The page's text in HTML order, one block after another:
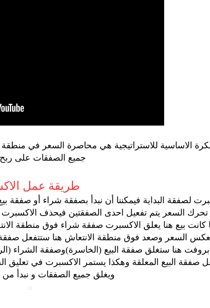
الاساسية للاستراتيجية هي محاصرة السعر في
جميع الصفقات على
طريقة عمل
لصفقة البداية فيمكننا أن نبدأ بصفقة شراء أو
تحرك السعر يتم تفعيل احدى الصفقتين فيحذف الاكسبرت
كانت بيع هنا يعلق الاكسبرت صفقة شراء فوق منطقة
انعكس السعر وصعد فوق منطقة الانتعاش هنا ستتفعل
هنا ستغلق صفقة البيع (الخاسرة)وصفقة الشراء
البيع المعلقة وهكذا يستمر الاكسبرت في تعليق
ويغلق جميع الصفقات و نبدأ من